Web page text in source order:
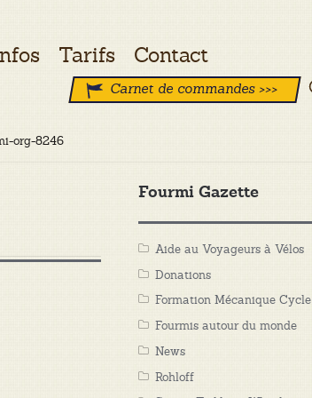
Tarifs Contact
Carnet de commandes >>>
org-8246
Fourmi Gazette
Aide au Voyageurs à Vélos
Donations
Formation Mécanique Cycle
Fourmis autour du monde
News
Rohloff